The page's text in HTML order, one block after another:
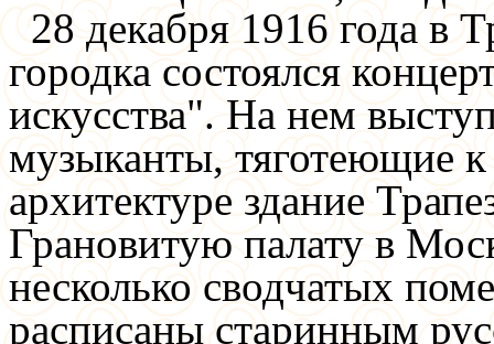
28 декабря 1916 года в
городка состоялся
искусства". На нем
музыканты, тяготеющие
архитектуре здание
Грановитую палату в
несколько сводчатых
расписаны старинным